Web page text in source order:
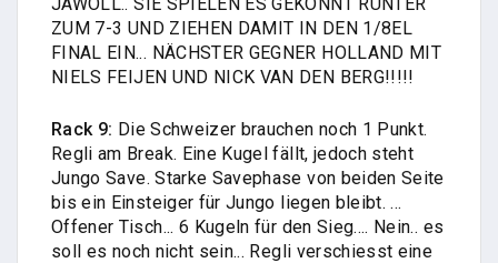
ZUM 7-3 UND ZIEHEN DAMIT IN DEN 1/8EL
FINAL EIN... NÄCHSTER GEGNER HOLLAND MIT
NIELS FEIJEN UND NICK VAN DEN BERG!!!!!
Rack 9: Die Schweizer brauchen noch 1 Punkt.
Regli am Break. Eine Kugel fällt, jedoch steht
Jungo Save. Starke Savephase von beiden Seite
bis ein Einsteiger für Jungo liegen bleibt. ...
Offener Tisch... 6 Kugeln für den Sieg.... Nein.. es
soll es noch nicht sein... Regli verschiesst eine